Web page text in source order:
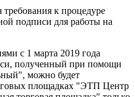
к процедуре
подписи для работы на
с 1 марта 2019 года
полученный при помощи
можно будет
площадках "ЭТП Центр